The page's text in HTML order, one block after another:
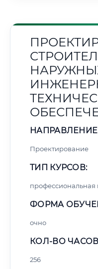
Проектирование
ТИП КУРСОВ:
профессиональная
ФОРМА
очно
КОЛ-ВО
256